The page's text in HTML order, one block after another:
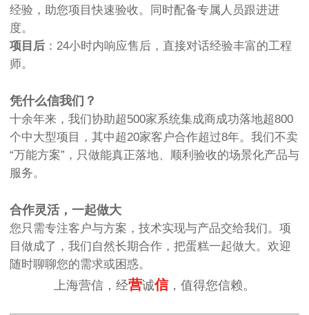
经验，助您项目快速验收。同时配备专属人员跟进进
度。
项目后 ：24小时内响应售后，直接对话经验丰富的工程
师。
凭什么信我们？
十余年来，我们协助超500家系统集成商成功落地超800
个中大型项目，其中超20家客户合作超过8年。我们不卖
“万能方案”，只做能真正落地、顺利验收的场景化产品与
服务。
合作灵活，一起做大
您只需专注客户与方案，技术实现与产品交给我们。项
目做成了，我们自然长期合作，把蛋糕一起做大。欢迎
随时聊聊您的需求或困惑。
上海营信，经营诚信，值得您信赖。